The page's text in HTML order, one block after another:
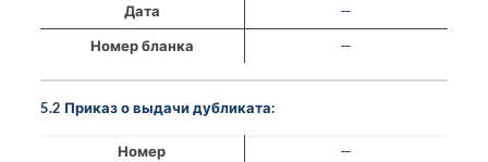
Дата
—
Номер бланка
—
5.2 Приказ о выдачи дубликата:
Номер
—